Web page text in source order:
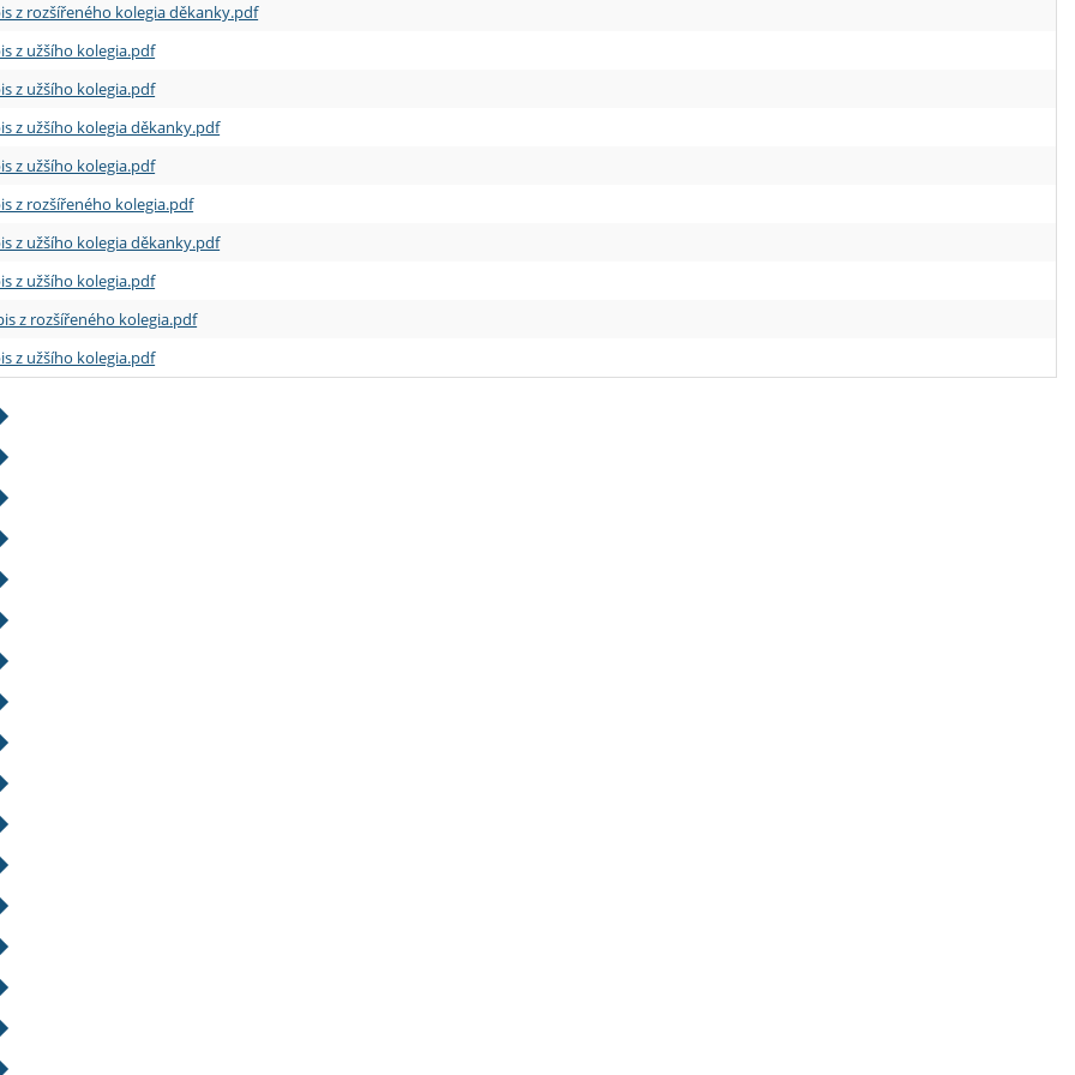
z rozšířeného kolegia děkanky.pdf
z užšího kolegia.pdf
z užšího kolegia.pdf
z užšího kolegia děkanky.pdf
z užšího kolegia.pdf
z rozšířeného kolegia.pdf
z užšího kolegia děkanky.pdf
z užšího kolegia.pdf
z rozšířeného kolegia.pdf
z užšího kolegia.pdf